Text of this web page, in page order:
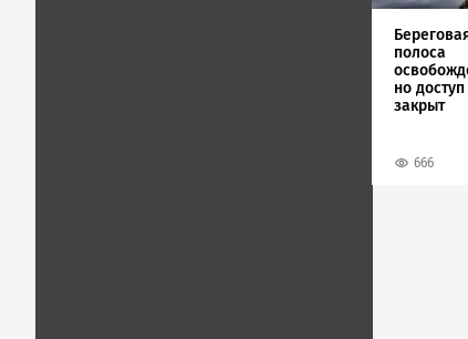
полоса
но
закрыт
666